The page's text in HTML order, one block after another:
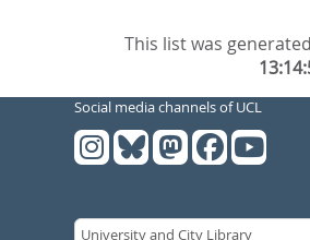
This list was
Social media channels of UCL